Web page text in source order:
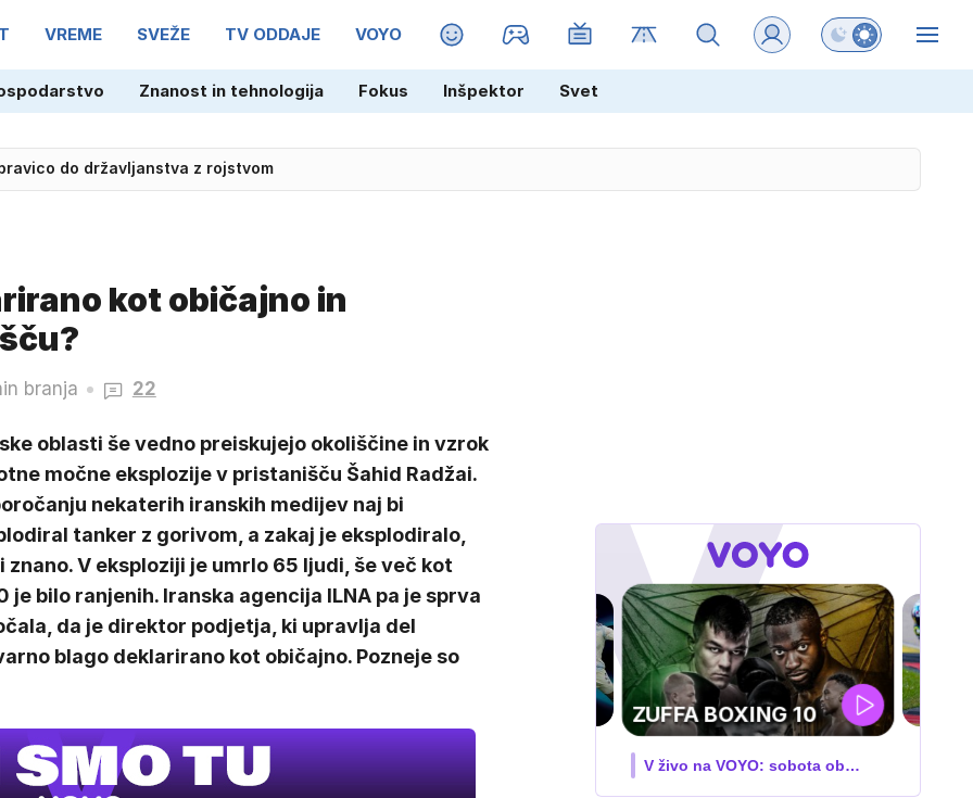
VREME SVEŽE TV ODDAJE VOYO MAGAZIN Preklopi barvni
Znanost in tehnologija Fokus Inšpektor Svet
do državljanstva z rojstvom
kot običajno in
branja 22
oblasti še vedno preiskujejo okoliščine in vzrok
močne eksplozije v pristanišču Šahid Radžai.
nekaterih iranskih medijev naj bi
tanker z gorivom, a zakaj je eksplodiralo,
znano. V eksploziji je umrlo 65 ljudi, še več kot
je bilo ranjenih. Iranska agencija ILNA pa je sprva
da je direktor podjetja, ki upravlja del
blago deklarirano kot običajno. Pozneje so
MOTOGP . VN
VELIKE BRITANIJE
V živo na VOYO: PET-NED